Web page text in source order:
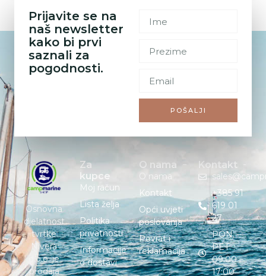
Prijavite se na
naš newsletter
kako bi prvi
saznali za
pogodnosti.
POŠALJI
Osnovna
djelatnost
tvrtke
Nivera
d.o.o. je
prodaja
Za
kupce
Moj račun
Lista želja
Politika
privatnosti
Informacije
o dostavi
O nama
O nama
Kontakt
Opći uvjeti
poslovanja
Povrat i
reklamacija
Kontakt
+385 91
619 01
27
PON. –
PET. :
09:00 –
17:00